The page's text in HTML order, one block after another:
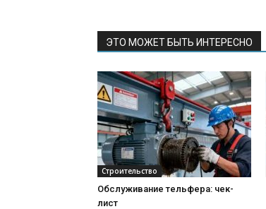
ЭТО МОЖЕТ БЫТЬ ИНТЕРЕСНО
Строительство
Обслуживание тельфера: чек-
лист